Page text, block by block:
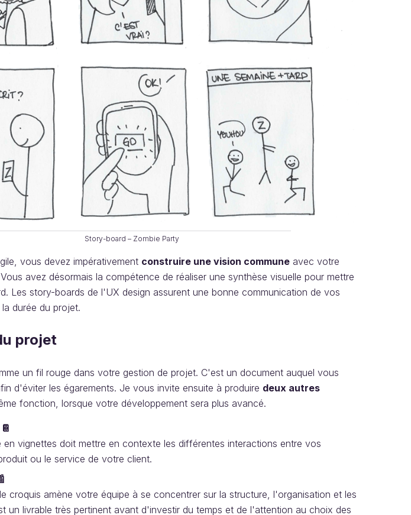
Story-board – Zombie Party
vous devez impérativement construire une vision commune avec votre
avez désormais la compétence de réaliser une synthèse visuelle pour mettre
Les story-boards de l'UX design assurent une bonne communication de vos
durée du projet.
projet
un fil rouge dans votre gestion de projet. C'est un document auquel vous
d'éviter les égarements. Je vous invite ensuite à produire deux autres
fonction, lorsque votre développement sera plus avancé.
en vignettes doit mettre en contexte les différentes interactions entre vos
ou le service de votre client.
croquis amène votre équipe à se concentrer sur la structure, l'organisation et les
un livrable très pertinent avant d'investir du temps et de l'attention au choix des